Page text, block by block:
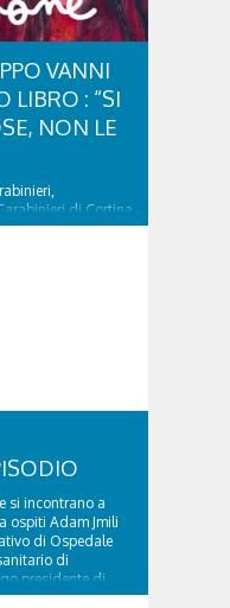
VANNI
LIBRO : “SI
NON LE
di Cortina
di legislazione
del progetto di
si incontrano a
ospiti Adam Jmili
di Ospedale
di
presidente di
Research –...